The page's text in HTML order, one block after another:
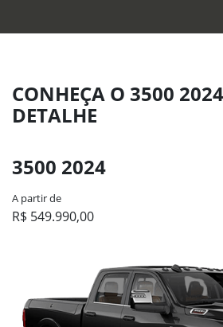
CONHEÇA O 3500
DETALHE
3500 2024
A partir de
R$ 549.990,00